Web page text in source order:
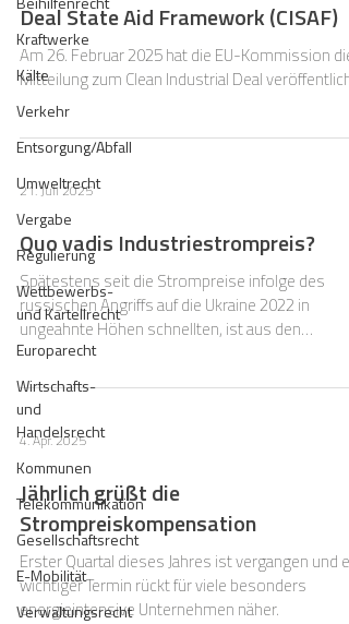
Kraftwerke
Kälte
Verkehr
Entsorgung/Abfall
Umweltrecht
Vergabe
Regulierung
Wettbewerbs-
und Kartellrecht
Europarecht
Wirtschafts-
und
Handelsrecht
Kommunen
Telekommunikation
Gesellschaftsrecht
E-Mobilität
Verwaltungsrecht
Deal State Aid Framework (CISAF)
Am 26. Februar 2025 hat die EU-Kommission die
Mitteilung zum Clean Industrial Deal veröffentlicht
21. Juli 2025
Quo vadis Industriestrompreis?
Spätestens seit die Strompreise infolge des
russischen Angriffs auf die Ukraine 2022 in
ungeahnte Höhen schnellten, ist aus den
energiepolitischen Debatten das Schlagwort
„Industriestrompreis“ nicht mehr wegzudenken.
4. Apr. 2025
Jährlich grüßt die
Strompreiskompensation
Erster Quartal dieses Jahres ist vergangen und ein
wichtiger Termin rückt für viele besonders
energieintensive Unternehmen näher.